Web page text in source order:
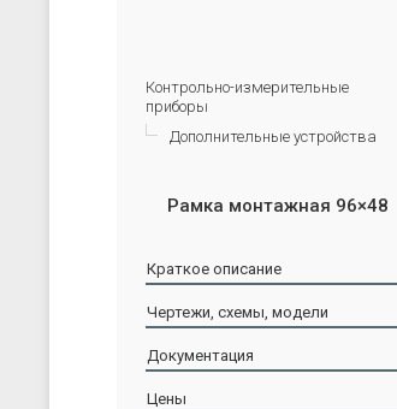
Контрольно-измерительные
приборы
Дополнительные устройства
Рамка монтажная 96×48
Краткое описание
Чертежи, схемы, модели
Документация
Цены